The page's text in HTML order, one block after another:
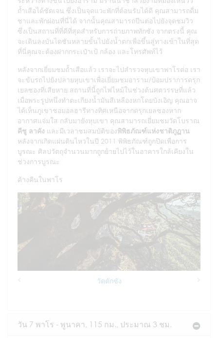
ถ้ำเสือได้ชัดเจน ซึ่งเป็นจุดแวะพักที่ต้อนรับได้ดี คุณสามารถดื่ม
ชาและพักผ่อนที่นี่ได้ จากนั้นคุณสามารถปีนต่อไปยังจุดชมวิว
ซึ่งเป็นสถานที่ที่ดีที่สุดสำหรับการถ่ายภาพทักซัง จากตรงนี้ คุณ
จะเดินลงบันไดชันหลายขั้นไปยังน้ำตกเพื่อขึ้นสู่ทางเข้าในที่สุด
ที่นี่คุณจะต้องฝากกระเป๋าเป้ กล้อง และโทรศัพท์ไว้
หลังจากเยี่ยมชมถ้ำเสือแล้ว เราจะไปสำรวจหุบเขาพาโรต่อ เรา
จะขับรถไปยังปลายหุบเขาเพื่อเยี่ยมชมอาราม/ป้อมปราการดรุก
เยลซองที่เสียหาย สถานที่นี้ถูกไฟไหม้ในช่วงต้นศตวรรษที่แล้ว
เมื่อพระรูปหนึ่งทำตะเกียงน้ำมันสีเหลืองหกโดยบังเอิญ คุณอาจ
ได้เห็นภูเขาชอมอลฮารีทางทิศเหนือจากดรุกเยลซองหาก
อากาศแจ่มใส กลับมายังหุบเขา คุณสามารถเยี่ยมชมวัดโบราณ
คีชู ลาคัง และมีเวลาชมสมบัติของพิพิธภัณฑ์แห่งชาติภูฏาน
หลังจากเกิดแผ่นดินไหวในปี 2011 พิพิธภัณฑ์ถูกปิดเพื่อการ
บูรณะ ศิลปวัตถุจำนวนมากถูกย้ายไปไว้ในอาคารใกล้เคียงใน
ช่วงการบูรณะ
ค้างคืนในพาโร
วัดตักซัง
วัน 7 พาโร - พูนาคา, 115 กม., ประมาณ 3 ชม.